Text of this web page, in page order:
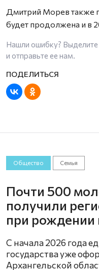
Дмитрий Морев также
будет продолжена и в
Нашли ошибку? Выделите
и отправьте ее нам.
Общество Семья
Почти 500
получили
при рождении
С начала 2026 года
государства уже
Архангельской